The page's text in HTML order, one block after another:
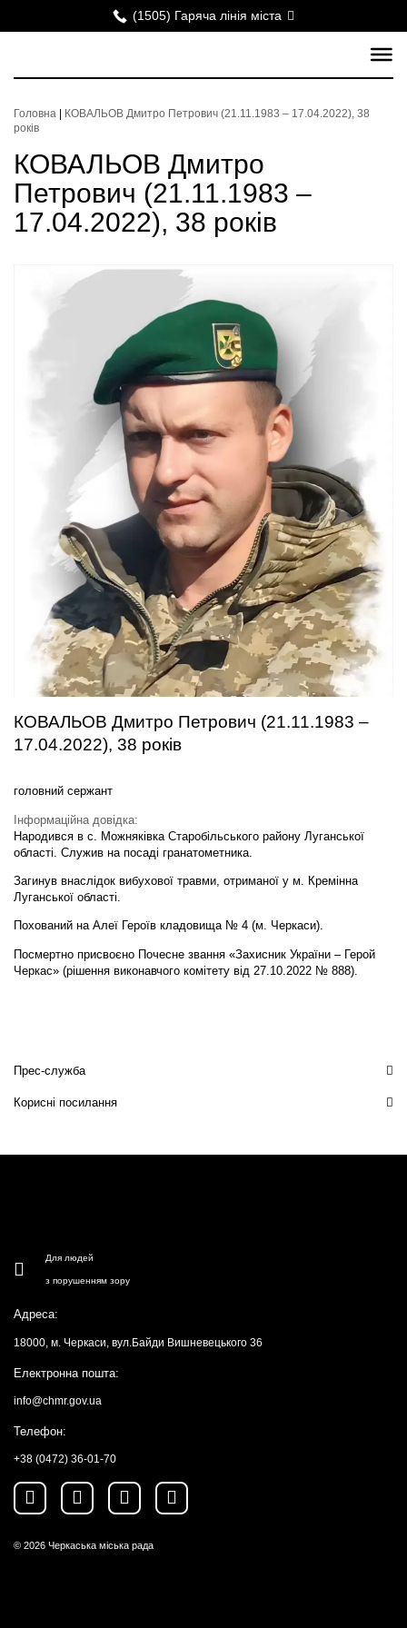
(1505) Гаряча лінія міста
Головна
КОВАЛЬОВ Дмитро Петрович (21.11.1983 – 17.04.2022), 38
років
КОВАЛЬОВ Дмитро
Петрович (21.11.1983 –
17.04.2022), 38 років
КОВАЛЬОВ Дмитро Петрович (21.11.1983 –
17.04.2022), 38 років
головний сержант
Інформаційна довідка:
Народився в с. Можняківка Старобільського району Луганської
області. Служив на посаді гранатометника.
Загинув внаслідок вибухової травми, отриманої у м. Кремінна
Луганської області.
Похований на Алеї Героїв кладовища № 4 (м. Черкаси).
Посмертно присвоєно Почесне звання «Захисник України – Герой
Черкас» (рішення виконавчого комітету від 27.10.2022 № 888).
Прес-служба
Корисні посилання
Для людей
з порушенням зору
Адреса:
18000, м. Черкаси, вул.Байди Вишневецького 36
Електронна пошта:
info@chmr.gov.ua
Телефон:
+38 (0472) 36-01-70
© 2026 Черкаська міська рада